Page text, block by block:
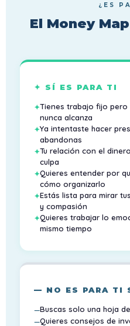
¿ES
El Money
✦ SÍ ES PARA TI
Tienes trabajo fijo pero
nunca alcanza
Ya intentaste hacer
abandonas
Tu relación con el
culpa
Quieres entender por
cómo organizarlo
Estás lista para mirar
y compasión
Quieres trabajar lo
mismo tiempo
— NO ES PARA TI
Buscas solo una hoja
Quieres consejos de